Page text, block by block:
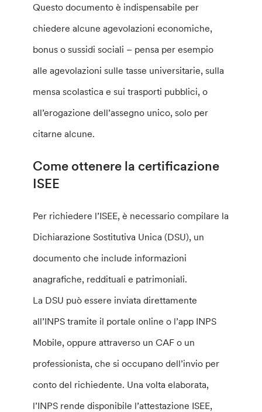
Questo documento è indispensabile per
chiedere alcune agevolazioni economiche,
bonus o sussidi sociali – pensa per esempio
alle agevolazioni sulle tasse universitarie, sulla
mensa scolastica e sui trasporti pubblici, o
all’erogazione dell’assegno unico, solo per
citarne alcune.
Come ottenere la certificazione
ISEE
Per richiedere l’ISEE, è necessario compilare la
Dichiarazione Sostitutiva Unica (DSU), un
documento che include informazioni
anagrafiche, reddituali e patrimoniali.
La DSU può essere inviata direttamente
all’INPS tramite il portale online o l’app INPS
Mobile, oppure attraverso un CAF o un
professionista, che si occupano dell’invio per
conto del richiedente. Una volta elaborata,
l’INPS rende disponibile l’attestazione ISEE,